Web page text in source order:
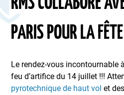
RMS COLLABORE
PARIS POUR LA
Le rendez-vous incontournable
feu d’artifice du 14 juillet !!!
pyrotechnique de haut vol et